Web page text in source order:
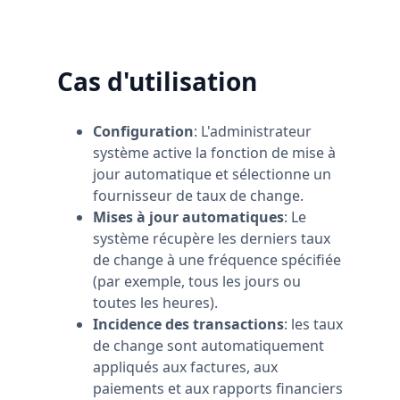
Cas d'utilisation
Configuration: L'administrateur
système active la fonction de mise à
jour automatique et sélectionne un
fournisseur de taux de change.
Mises à jour automatiques: Le
système récupère les derniers taux
de change à une fréquence spécifiée
(par exemple, tous les jours ou
toutes les heures).
Incidence des transactions: les taux
de change sont automatiquement
appliqués aux factures, aux
paiements et aux rapports financiers